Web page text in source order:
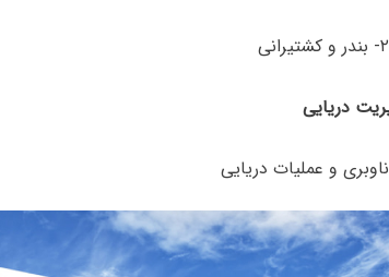
۲- بندر و کشتیرانی
ناوبری و عملیات دریایی